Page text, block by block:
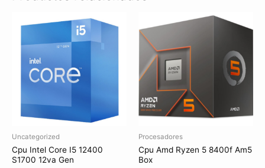
Uncategorized
Cpu Intel Core I5 12400
S1700 12va Gen
Procesadores
Cpu Amd Ryzen 5 8400f Am5
Box